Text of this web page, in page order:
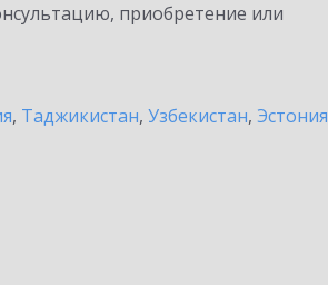
приобретение или
, Таджикистан, Узбекистан, Эстония